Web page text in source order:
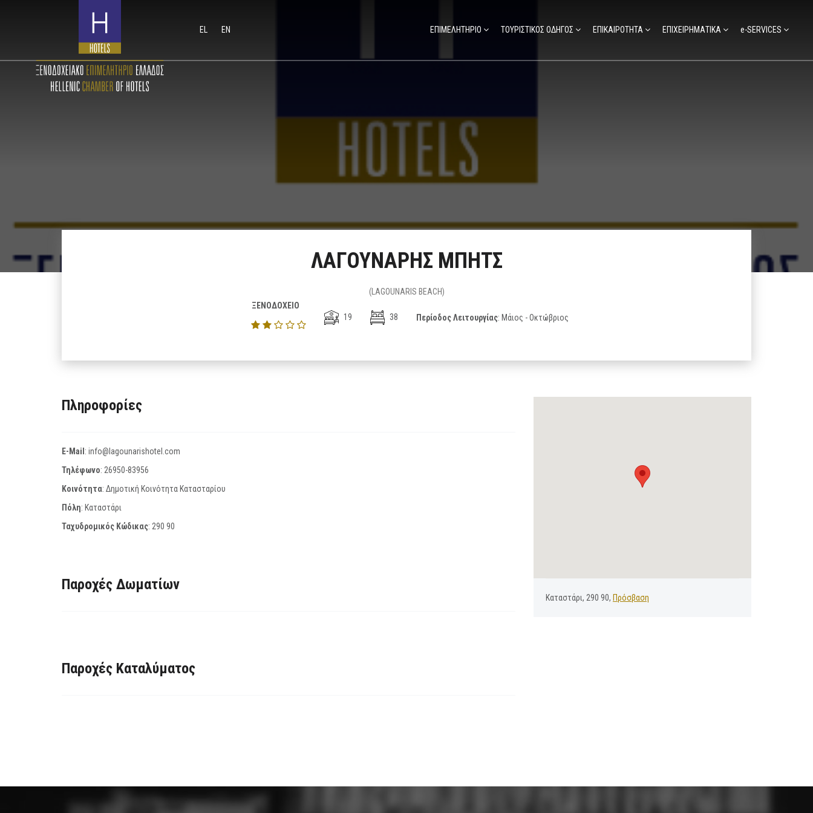
EL EN ΕΠΙΜΕΛΗΤΗΡΙΟ ΤΟΥΡΙΣΤΙΚΟΣ ΟΔΗΓΟΣ ΕΠΙΚΑΙΡΟΤΗΤΑ ΕΠΙΧΕΙΡΗΜΑΤΙΚΑ e-SERVICES
ΛΑΓΟΥΝΑΡΗΣ ΜΠΗΤΣ
(LAGOUNARIS BEACH)
ΞΕΝΟΔΟΧΕΙΟ
19
38 Περίοδος Λειτουργίας: Μάιος - Οκτώβριος
Πληροφορίες
E-Mail : info@lagounarishotel.com
Τηλέφωνο: 26950-83956
Κοινότητα: Δημοτική Κοινότητα Κατασταρίου
Πόλη: Καταστάρι
Ταχυδρομικός Κώδικας: 290 90
Παροχές Δωματίων
Παροχές Καταλύματος
Καταστάρι, 290 90, Πρόσβαση